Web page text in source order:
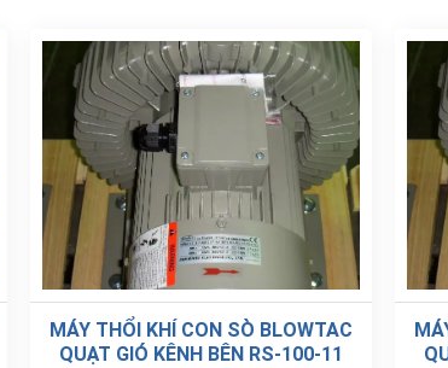
MÁY THỔI KHÍ CON SÒ BLOWTAC
QUẠT GIÓ KÊNH BÊN RS-100-11